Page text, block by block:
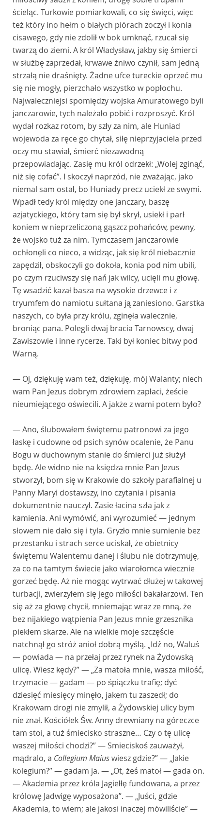
ścieląc. Turkowie pomiarkowali, co się święci, więc
też który ino hełm o białych piórach zoczył i konia
cisawego, gdy nie zdolił w bok umknąć, rzucał się
twarzą do ziemi. A król Władysław, jakby się śmierci
w służbę zaprzedał, krwawe żniwo czynił, sam jedną
strzałą nie draśnięty. Żadne ufce tureckie oprzeć mu
się nie mogły, pierzchało wszystko w popłochu.
Najwaleczniejsi spomiędzy wojska Amuratowego byli
janczarowie, tych należało pobić i rozproszyć. Król
wydał rozkaz rotom, by szły za nim, ale Huniad
wojewoda za ręce go chytał, siłę nieprzyjaciela przed
oczy mu stawiał, śmierć niezawodną
przepowiadając. Zasię mu król odrzekł: „Wolej zginąć,
niż się cofać”. I skoczył naprzód, nie zważając, jako
niemal sam ostał, bo Huniady precz uciekł ze swymi.
Wpadł tedy król między one janczary, baszę
azjatyckiego, który tam się był skrył, usiekł i parł
koniem w nieprzeliczoną gąszcz pohańców, pewny,
że wojsko tuż za nim. Tymczasem janczarowie
ochłonęli co nieco, a widząc, jak się król niebacznie
zapędził, obskoczyli go dokoła, konia pod nim ubili,
po czym rzuciwszy się nań jak wilcy, ucięli mu głowę.
Tę wsadzić kazał basza na wysokie drzewce i z
tryumfem do namiotu sułtana ją zaniesiono. Garstka
naszych, co była przy królu, zginęła walecznie,
broniąc pana. Polegli dwaj bracia Tarnowscy, dwaj
Zawiszowie i inne rycerze. Taki był koniec bitwy pod
Warną.
— Oj, dziękuję wam też, dziękuję, mój Walanty; niech
wam Pan Jezus dobrym zdrowiem zapłaci, żeście
nieumiejącego oświecili. A jakże z wami potem było?
— Ano, ślubowałem świętemu patronowi za jego
łaskę i cudowne od psich synów ocalenie, że Panu
Bogu w duchownym stanie do śmierci już służył
będę. Ale widno nie na księdza mnie Pan Jezus
stworzył, bom się w Krakowie do szkoły parafialnej u
Panny Maryi dostawszy, ino czytania i pisania
dokumentnie nauczył. Zasie łacina szła jak z
kamienia. Ani wymówić, ani wyrozumieć — jednym
słowem nie dało się i tyla. Gryzło mnie sumienie bez
przestanku i strach serce uciskał, że obietnicy
świętemu Walentemu danej i ślubu nie dotrzymuję,
za co na tamtym świecie jako wiarołomca wiecznie
gorzeć będę. Aż nie mogąc wytrwać dłużej w takowej
turbacji, zwierzyłem się jego miłości bakałarzowi. Ten
się aż za głowę chycił, mniemając wraz ze mną, że
bez nijakiego wątpienia Pan Jezus mnie grzesznika
piekłem skarze. Ale na wielkie moje szczęście
natchnął go stróż anioł dobrą myślą. „Idź no, Waluś
— powiada — na przełaj przez rynek na Żydowską
ulicę. Wiesz kędy?” — „Za matoła mnie, wasza miłość,
trzymacie — gadam — po śpiączku trafię; dyć
dziesięć miesięcy minęło, jakem tu zaszedł; do
Krakowam drogi nie zmylił, a Żydowskiej ulicy bym
nie znał. Kościółek Św. Anny drewniany na góreczce
tam stoi, a tuż śmiecisko straszne… Czy o tę ulicę
waszej miłości chodzi?” — Smieciskoś zauważył,
mądralo, a Collegium Maiuswiesz gdzie?” — „Jakie
kolegium?” — gadam ja. — „Ot, żeś matoł — gada on.
— Akademia przez króla Jagiełłę fundowana, a przez
królowę Jadwigę wyposażona”. — „Juści, gdzie
Akademia, to wiem; ale jakosi inaczej mówiliście” —